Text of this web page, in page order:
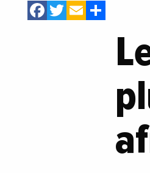
Facebook
Twitter
Email